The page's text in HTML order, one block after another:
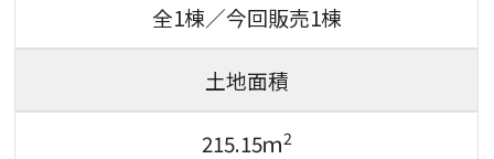
全1棟／今回販売1棟
土地面積
215.15ｍ2